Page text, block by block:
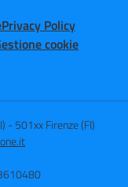
Privacy Policy
cookie
-501xx Firenze (FI)